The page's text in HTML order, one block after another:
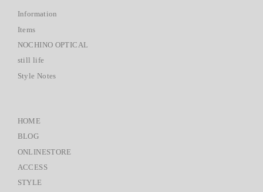
Information
Items
NOCHINO OPTICAL
still life
Style Notes
HOME
BLOG
ONLINESTORE
ACCESS
STYLE